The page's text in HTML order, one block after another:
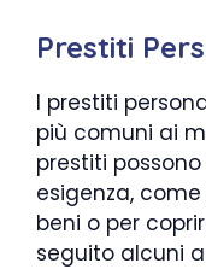
Prestiti
I prestiti
più comuni ai
prestiti
esigenza,
beni o per
seguito alcuni